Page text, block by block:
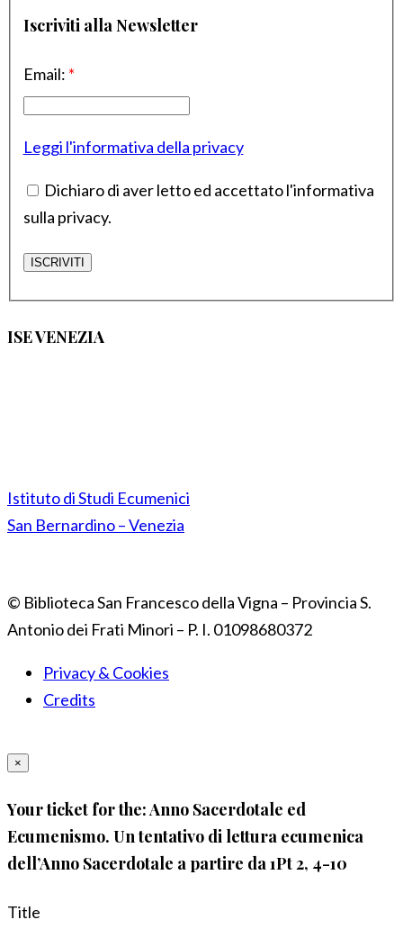
Iscriviti alla Newsletter
Email: *
Leggi l'informativa della privacy
Dichiaro di aver letto ed accettato l'informativa
sulla privacy.
ISE VENEZIA
Istituto di Studi Ecumenici
San Bernardino – Venezia
© Biblioteca San Francesco della Vigna – Provincia S.
Antonio dei Frati Minori – P. I. 01098680372
Privacy & Cookies
Credits
×
Your ticket for the: Anno Sacerdotale ed
Ecumenismo. Un tentativo di lettura ecumenica
dell’Anno Sacerdotale a partire da 1Pt 2, 4-10
Title